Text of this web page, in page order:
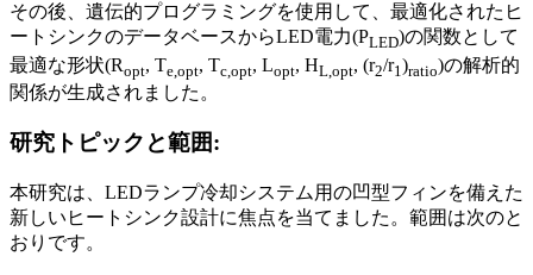
その後、遺伝的プログラミングを使用して、最適化されたヒ
ートシンクのデータベースからLED電力(PLED)の関数として
最適な形状(Ropt, Te,opt, Tc,opt, Lopt, HL,opt, (r2/r1 )ratio)の解析的
関係が生成されました。
研究トピックと範囲:
本研究は、LEDランプ冷却システム用の凹型フィンを備えた
新しいヒートシンク設計に焦点を当てました。範囲は次のと
おりです。